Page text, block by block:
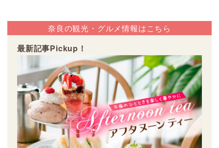
奈良の観光・グルメ情報はこちら
最新記事Pickup！